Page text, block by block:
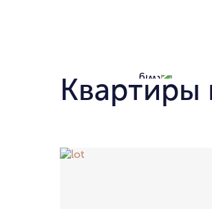
Квартиры